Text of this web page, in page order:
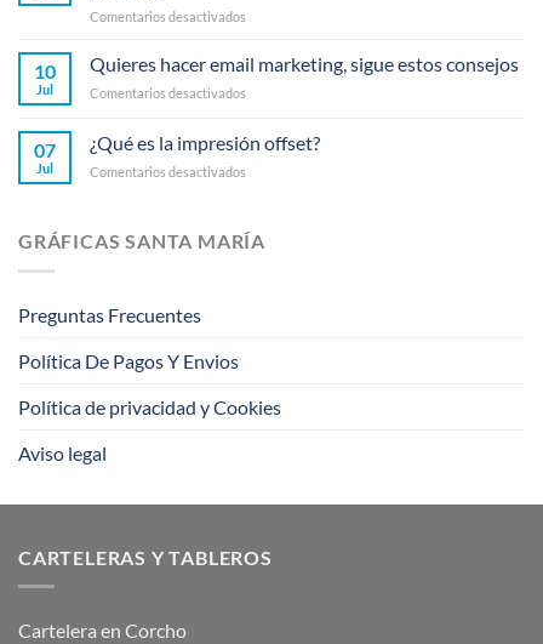
Comentarios desactivados
ejemplos
ambient
que
barreras
10
Jul
Quieres hacer email marketing, sigue estos consejos
Comentarios desactivados
email
marketing,
consejos
07
Jul
¿Qué es la impresión offset?
Comentarios desactivados
la
impresión
GRÁFICAS SANTA MARÍA
Preguntas Frecuentes
Política De Pagos Y Envios
Política de privacidad y Cookies
Aviso legal
CARTELERAS Y TABLEROS
Cartelera en Corcho